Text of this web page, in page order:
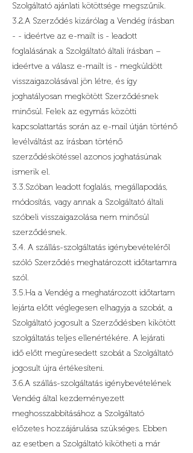
Szolgáltató ajánlati kötöttsége megszűnik.
3.2.A Szerződés kizárólag a Vendég írásban
- - ideértve az e-mailt is - leadott
foglalásának a Szolgáltató általi írásban –
ideértve a válasz e-mailt is - megküldött
visszaigazolásával jön létre, és így
joghatályosan megkötött Szerződésnek
minősül. Felek az egymás közötti
kapcsolattartás során az e-mail útján történő
levélváltást az írásban történő
szerződéskötéssel azonos joghatásúnak
ismerik el.
3.3.Szóban leadott foglalás, megállapodás,
módosítás, vagy annak a Szolgáltató általi
szóbeli visszaigazolása nem minősül
szerződésnek.
3.4. A szállás-szolgáltatás igénybevételéről
szóló Szerződés meghatározott időtartamra
szól.
3.5.Ha a Vendég a meghatározott időtartam
lejárta előtt véglegesen elhagyja a szobát, a
Szolgáltató jogosult a Szerződésben kikötött
szolgáltatás teljes ellenértékére. A lejárati
idő előtt megüresedett szobát a Szolgáltató
jogosult újra értékesíteni.
3.6.A szállás-szolgáltatás igénybevételének
Vendég által kezdeményezett
meghosszabbításához a Szolgáltató
előzetes hozzájárulása szükséges. Ebben
az esetben a Szolgáltató kikötheti a már